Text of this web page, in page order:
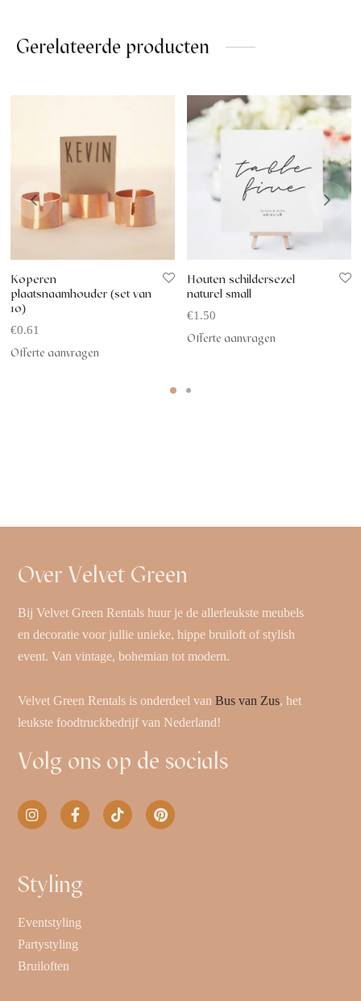
Gerelateerde producten
Koperen
plaatsnaamhouder (set van
10)
€0.61
Offerte aanvragen
Houten schildersezel
naturel small
€1.50
Offerte aanvragen
Over Velvet Green
Bij Velvet Green Rentals huur je de allerleukste meubels
en decoratie voor jullie unieke, hippe bruiloft of stylish
event. Van vintage, bohemian tot modern.
Velvet Green Rentals is onderdeel vanBus van Zus, het
leukste foodtruckbedrijf van Nederland!
Volg ons op de socials
Styling
Eventstyling
Partystyling
Bruiloften